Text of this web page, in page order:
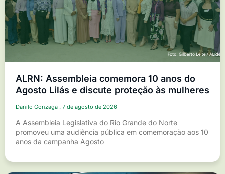
ALRN: Assembleia comemora 10 anos do
Agosto Lilás e discute proteção às mulheres
Danilo Gonzaga 7 de agosto de 2026
A Assembleia Legislativa do Rio Grande do Norte
promoveu uma audiência pública em comemoração aos 10
anos da campanha Agosto